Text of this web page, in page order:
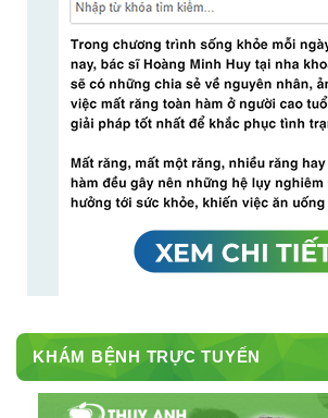
KHÁM BỆNH TRỰC TUYẾN